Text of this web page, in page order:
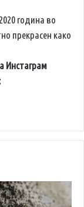
година во
прекрасен како
Инстаграм